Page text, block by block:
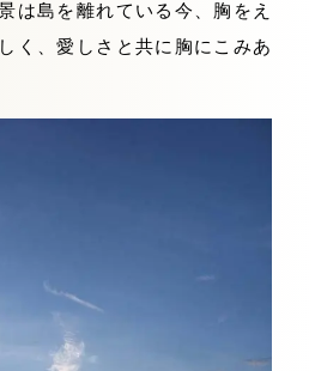
は島を離れている今、胸をえ
く、愛しさと共に胸にこみあ